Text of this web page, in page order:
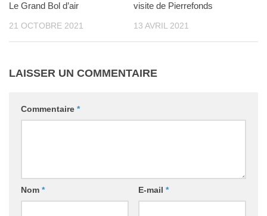
Le Grand Bol d’air
21 OCTOBRE 2021
visite de Pierrefonds
13 AVRIL 2021
LAISSER UN COMMENTAIRE
Commentaire *
Nom * E-mail *